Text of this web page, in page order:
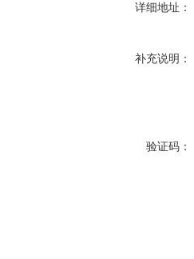
详细地址：
补充说明：
验证码：